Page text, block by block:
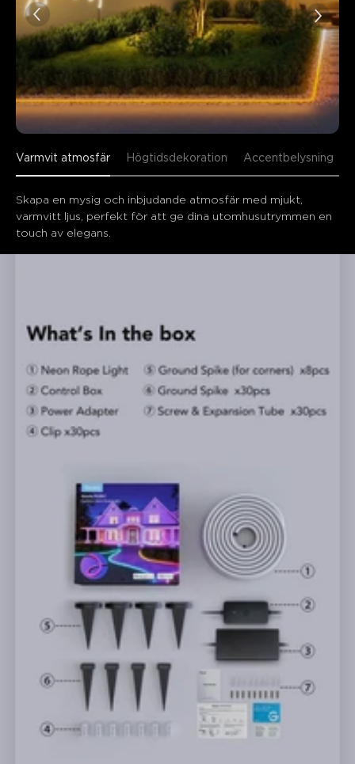
Varmvit atmosfär Högtidsdekoration Accentbelysning
Skapa en mysig och inbjudande atmosfär med mjukt,
varmvitt ljus, perfekt för att ge dina utomhusutrymmen en
touch av elegans.